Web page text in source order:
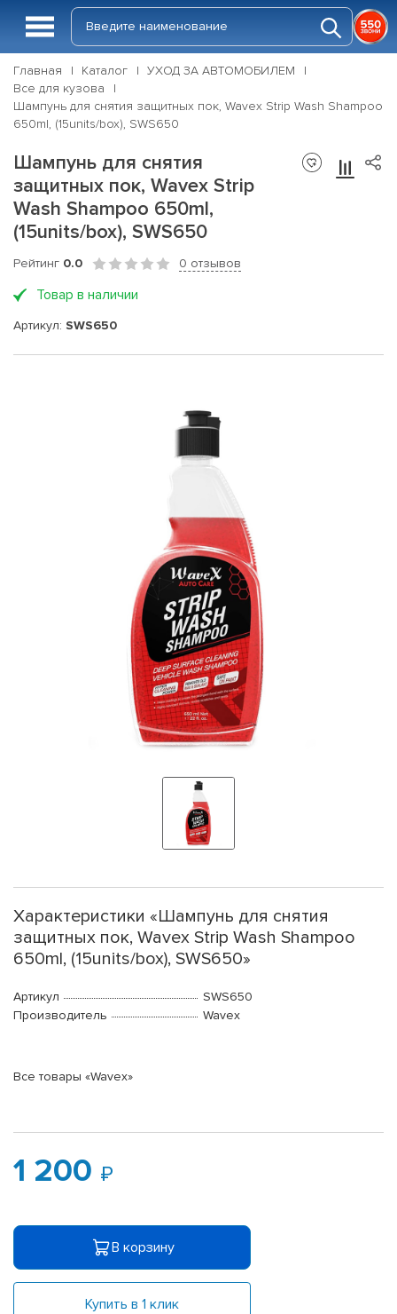
Главная Каталог
УХОД ЗА АВТОМОБИЛЕМ
Все для кузова
Шампунь для снятия защитных пок, Wavex Strip Wash Shampoo
650ml, (15units/box), SWS650
Шампунь для снятия
защитных пок, Wavex Strip
Wash Shampoo 650ml,
(15units/box), SWS650
Рейтинг 0.0 0 отзывов
Товар в наличии
Артикул: SWS650
Характеристики «Шампунь для снятия
защитных пок, Wavex Strip Wash Shampoo
650ml, (15units/box), SWS650»
Артикул
SWS650
Производитель
Wavex
Все товары «Wavex»
1 200
В корзину
Купить в 1 клик